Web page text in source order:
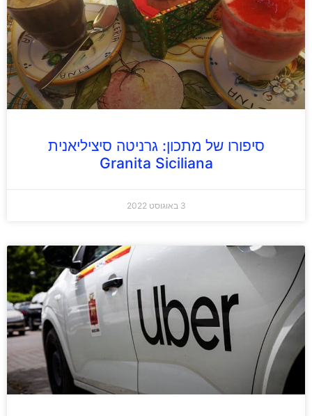
סיפורו של מתכון: גרניטה סיציליאנית
Granita Siciliana
3 באוגוסט 2022